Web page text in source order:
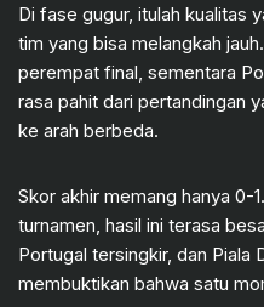
Di fase gugur, itulah kualitas
tim yang bisa melangkah
perempat final, sementara
rasa pahit dari pertandingan
ke arah berbeda.
Skor akhir memang hanya 0-
turnamen, hasil ini terasa
Portugal tersingkir, dan Piala
membuktikan bahwa satu